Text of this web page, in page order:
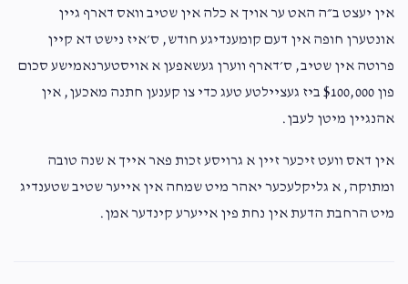
AnonymousMoshe Goldhirsch
2 years ago $100.00
אין יעצט ב״ה האט ער אויך א כלה אין שטיב וואס דארף גיין
אונטערן חופה אין דעם קומענדיגע חודש, ס׳איז נישט דא קיין
פרוטה אין שטיב, ס׳דארף ווערן געשאפען א אויסטערנאמישע סכום
פון 000,$100 ביז געציילטע טעג כדי צו קענען חתנה מאכען, אין
אהנגיין מיטן לעבן.
אין דאס וועט זיכער זיין א גרויסע זכות פאר אייך א שנה טובה
ומתוקה, א גליקלעכער יאהר מיט שמחה אין אייער שטיב שטענדיג
מיט הרחבת הדעת אין נחת פין אייערע קינדער אמן.